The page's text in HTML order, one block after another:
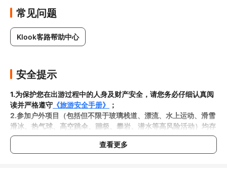
常见问题
Klook客路帮助中心
安全提示
1.为保护您在出游过程中的人身及财产安全，请您务必仔细认真阅
读并严格遵守 《旅游安全手册》
；
2.参加户外项目（包括但不限于玻璃栈道、漂流、水上运动、滑雪
滑冰、热气球、高空跳伞、蹦极、攀岩、潜水等高风险活动）均存
在一定风险，请您在参与相应项目之前充分了解《安全防护指
，在结合自身身体真实状况、年龄等情况并充分参考当地相关
查看更多